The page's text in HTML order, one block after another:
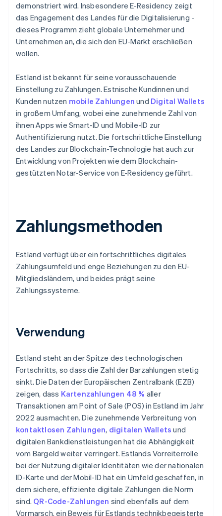
demonstriert wird. Insbesondere E-Residency zeigt
das Engagement des Landes für die Digitalisierung -
dieses Programm zieht globale Unternehmer und
Unternehmen an, die sich den EU-Markt erschließen
wollen.
Estland ist bekannt für seine vorausschauende
Einstellung zu Zahlungen. Estnische Kundinnen und
Kunden nutzen mobile Zahlungen und Digital Wallets
in großem Umfang, wobei eine zunehmende Zahl von
ihnen Apps wie Smart-ID und Mobile-ID zur
Authentifizierung nutzt. Die fortschrittliche Einstellung
des Landes zur Blockchain-Technologie hat auch zur
Entwicklung von Projekten wie dem Blockchain-
gestützten Notar-Service von E-Residency geführt.
Zahlungsmethoden
Estland verfügt über ein fortschrittliches digitales
Zahlungsumfeld und enge Beziehungen zu den EU-
Mitgliedsländern, und beides prägt seine
Zahlungssysteme.
Verwendung
Estland steht an der Spitze des technologischen
Fortschritts, so dass die Zahl der Barzahlungen stetig
sinkt. Die Daten der Europäischen Zentralbank (EZB)
zeigen, dass Kartenzahlungen 48 % aller
Transaktionen am Point of Sale (POS) in Estland im Jahr
2022 ausmachten. Die zunehmende Verbreitung von
kontaktlosen Zahlungen, digitalen Wallets und
digitalen Bankdienstleistungen hat die Abhängigkeit
vom Bargeld weiter verringert. Estlands Vorreiterrolle
bei der Nutzung digitaler Identitäten wie der nationalen
ID-Karte und der Mobil-ID hat ein Umfeld geschaffen, in
dem sichere, effiziente digitale Zahlungen die Norm
sind. QR-Code-Zahlungen sind ebenfalls auf dem
Vormarsch, ein Beweis für Estlands technikbegeisterte